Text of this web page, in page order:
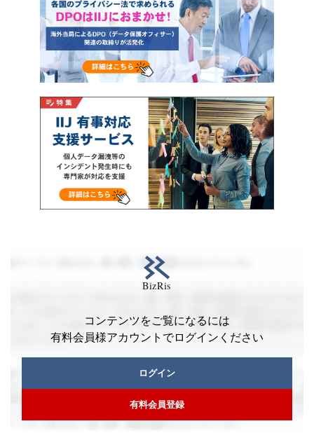
コンテンツをご覧になるには
有料会員様アカウントでログインください
ログイン
有料会員登録